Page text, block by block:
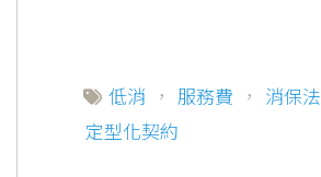
低消 ， 服務費 ， 消保法
定型化契約